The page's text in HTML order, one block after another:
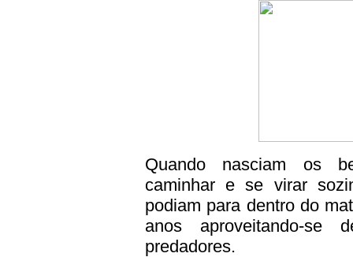
Quando nasciam os
caminhar e se virar
podiam para dentro do
anos aproveitando-se
predadores.